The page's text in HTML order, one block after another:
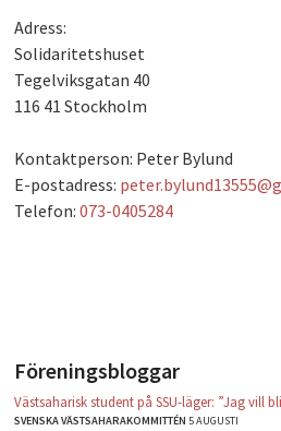
Adress:
Solidaritetshuset
Tegelviksgatan 40
116 41 Stockholm
Kontaktperson: Peter Bylund
E-postadress:
Telefon:073-0405284
Föreningsbloggar
Västsaharisk student på SSU-läger: ”Jag vill
SVENSKA VÄSTSAHARAKOMMITTÉN5 AUGUSTI